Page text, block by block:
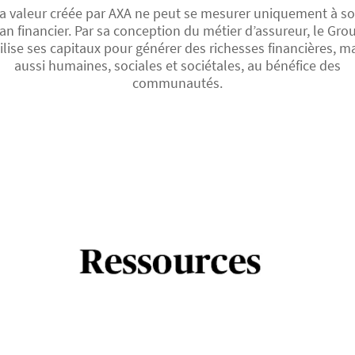
valeur créée par AXA ne peut se mesurer uniquement à
financier. Par sa conception du métier d’assureur, le
ses capitaux pour générer des richesses financières,
aussi humaines, sociales et sociétales, au bénéfice des
communautés.